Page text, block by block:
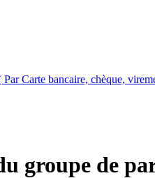
Carte bancaire, chèque,
groupe de